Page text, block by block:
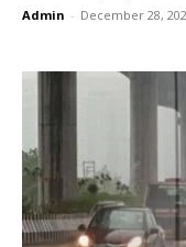
Admin - December 28,